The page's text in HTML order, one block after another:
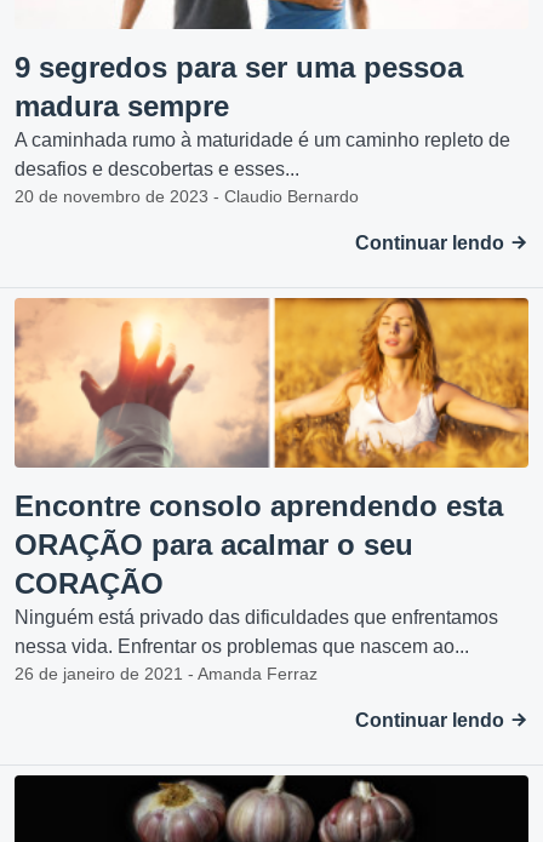
9 segredos para ser uma pessoa
madura sempre
A caminhada rumo à maturidade é um caminho repleto de
desafios e descobertas e esses...
20 de novembro de 2023 - Claudio Bernardo
Continuar lendo
Encontre consolo aprendendo esta
ORAÇÃO para acalmar o seu
CORAÇÃO
Ninguém está privado das dificuldades que enfrentamos
nessa vida. Enfrentar os problemas que nascem ao...
26 de janeiro de 2021 - Amanda Ferraz
Continuar lendo